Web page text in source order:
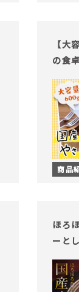
【大
の食
商品
ほろ
ーと